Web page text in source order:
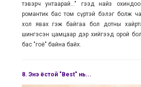
тэвэрч унтаарай..." гээд найз
романтик бас том сүртэй бэлэг болж
хол явах гэж байгаа бол дотны
шингэсэн цамцаар дэр хийгээд орой
бас "гоё" байна байх.
8. Энэ ёстой "Best" нь...